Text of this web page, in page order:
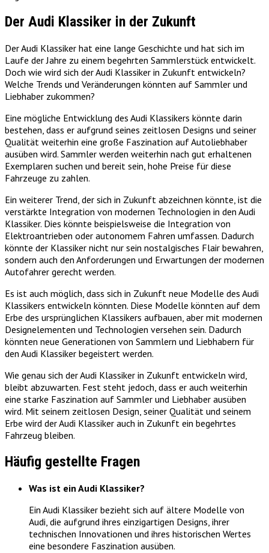
Der Audi Klassiker in der Zukunft
Der Audi Klassiker hat eine lange Geschichte und hat sich im
Laufe der Jahre zu einem begehrten Sammlerstück entwickelt.
Doch wie wird sich der Audi Klassiker in Zukunft entwickeln?
Welche Trends und Veränderungen könnten auf Sammler und
Liebhaber zukommen?
Eine mögliche Entwicklung des Audi Klassikers könnte darin
bestehen, dass er aufgrund seines zeitlosen Designs und seiner
Qualität weiterhin eine große Faszination auf Autoliebhaber
ausüben wird. Sammler werden weiterhin nach gut erhaltenen
Exemplaren suchen und bereit sein, hohe Preise für diese
Fahrzeuge zu zahlen.
Ein weiterer Trend, der sich in Zukunft abzeichnen könnte, ist die
verstärkte Integration von modernen Technologien in den Audi
Klassiker. Dies könnte beispielsweise die Integration von
Elektroantrieben oder autonomem Fahren umfassen. Dadurch
könnte der Klassiker nicht nur sein nostalgisches Flair bewahren,
sondern auch den Anforderungen und Erwartungen der modernen
Autofahrer gerecht werden.
Es ist auch möglich, dass sich in Zukunft neue Modelle des Audi
Klassikers entwickeln könnten. Diese Modelle könnten auf dem
Erbe des ursprünglichen Klassikers aufbauen, aber mit modernen
Designelementen und Technologien versehen sein. Dadurch
könnten neue Generationen von Sammlern und Liebhabern für
den Audi Klassiker begeistert werden.
Wie genau sich der Audi Klassiker in Zukunft entwickeln wird,
bleibt abzuwarten. Fest steht jedoch, dass er auch weiterhin
eine starke Faszination auf Sammler und Liebhaber ausüben
wird. Mit seinem zeitlosen Design, seiner Qualität und seinem
Erbe wird der Audi Klassiker auch in Zukunft ein begehrtes
Fahrzeug bleiben.
Häufig gestellte Fragen
Was ist ein Audi Klassiker?
Ein Audi Klassiker bezieht sich auf ältere Modelle von
Audi, die aufgrund ihres einzigartigen Designs, ihrer
technischen Innovationen und ihres historischen Wertes
eine besondere Faszination ausüben.